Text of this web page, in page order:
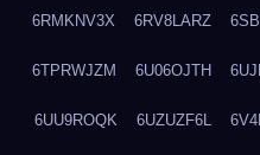
6RMKNV3X 6RV8LARZ
6TPRWJZM 6U06OJTH
6UU9ROQK 6UZUZF6L